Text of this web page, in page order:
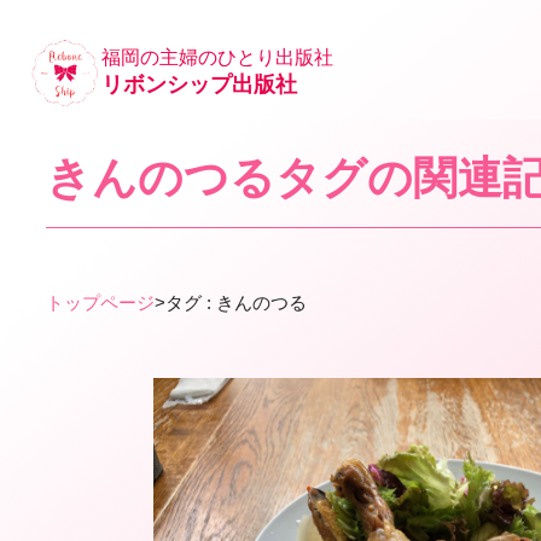
福岡の主婦のひとり出版社
リボンシップ出版社
きんのつるタグの関連
トップページ>タグ : きんのつる